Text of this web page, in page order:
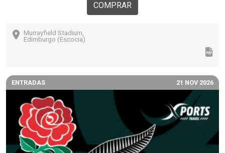
COMPRAR
Murrayfield Stadium,
Edimburgo (Escocia)
ENTRADAS 21 NOV 2026